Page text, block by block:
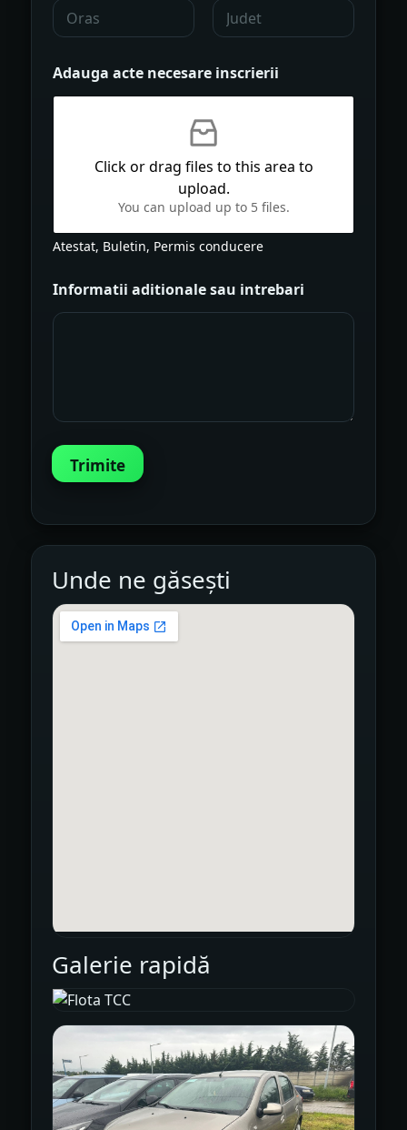
1
Region
Adauga acte necesare inscrierii
Click or drag files to this area to
upload.
You can upload up to 5 files.
Atestat, Buletin, Permis conducere
Informatii aditionale sau intrebari
Trimite
Unde ne găsești
Galerie rapidă